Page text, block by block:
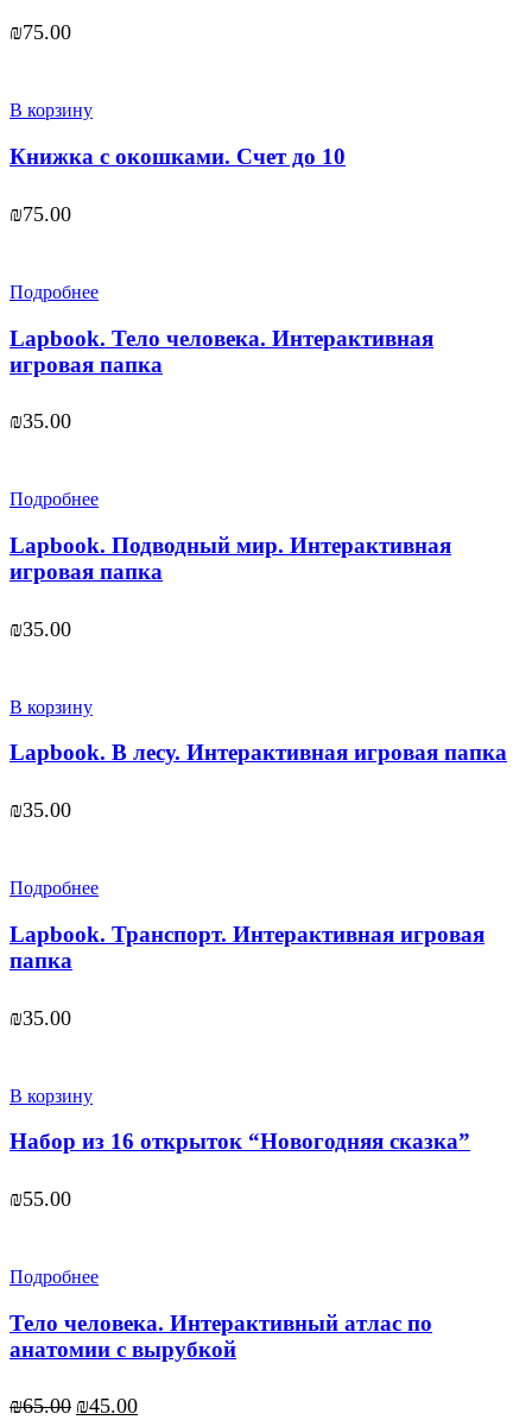
₪75.00
В корзину
Книжка с окошками. Счет до 10
₪75.00
Подробнее
Lapbook. Тело человека. Интерактивная
игровая папка
₪35.00
Подробнее
Lapbook. Подводный мир. Интерактивная
игровая папка
₪35.00
В корзину
Lapbook. В лесу. Интерактивная игровая папка
₪35.00
Подробнее
Lapbook. Транспорт. Интерактивная игровая
папка
₪35.00
В корзину
Набор из 16 открыток “Новогодняя сказка”
₪55.00
Подробнее
Тело человека. Интерактивный атлас по
анатомии с вырубкой
₪65.00 Первоначальная
₪45.00Текущая